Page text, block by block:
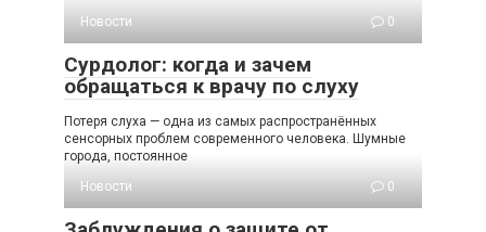
Новости
0
Сурдолог: когда и зачем
обращаться к врачу по слуху
Потеря слуха — одна из самых распространённых
сенсорных проблем современного человека. Шумные
города, постоянное
Новости
0